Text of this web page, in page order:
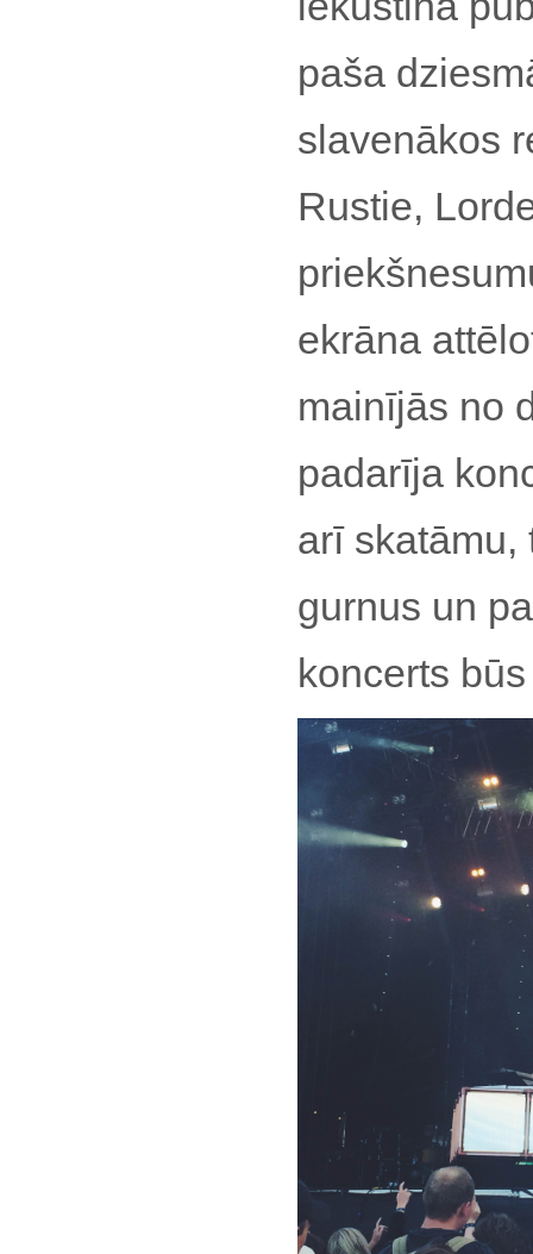
paša
slavenākos
Rustie,
ekrāna
mainījās no
padarīja
arī skatāmu,
gurnus un
koncerts